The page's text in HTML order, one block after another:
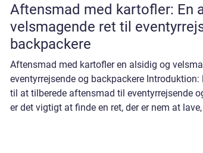
Aftensmad med kartofler: En
velsmagende ret til
backpackere
Aftensmad med kartofler en alsidig og
eventyrrejsende og backpackere Introduktion:
til at tilberede aftensmad til eventyrrejsende
er det vigtigt at finde en ret, der er nem at